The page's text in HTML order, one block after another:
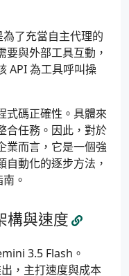
了充當自主代理的
與外部工具互動，
API 為工具呼叫操
式碼正確性。具體來
合任務。因此，對於
業而言，它是一個強
動化的逐步方法，
。
構與速度
3.5 Flash。
，主打速度與成本